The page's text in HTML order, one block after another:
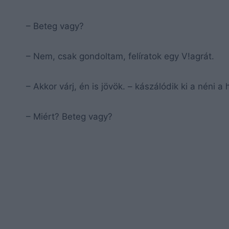
– Beteg vagy?
– Nem, csak gondoltam, felíratok egy V!agrát.
– Akkor várj, én is jövök. – kászálódik ki a néni a
– Miért? Beteg vagy?